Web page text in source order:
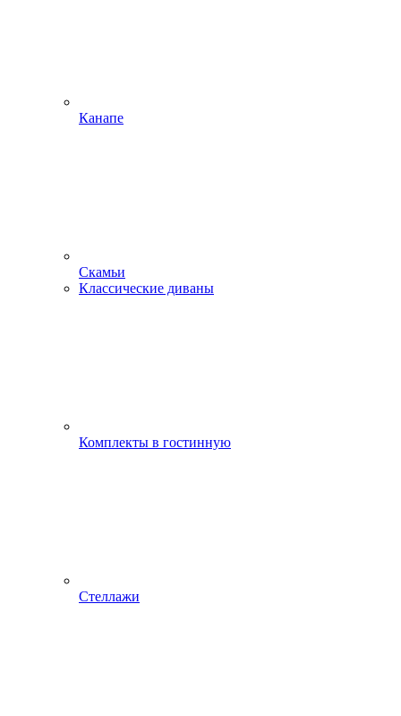
Канапе
Скамьи
Классические диваны
Комплекты в гостинную
Стеллажи